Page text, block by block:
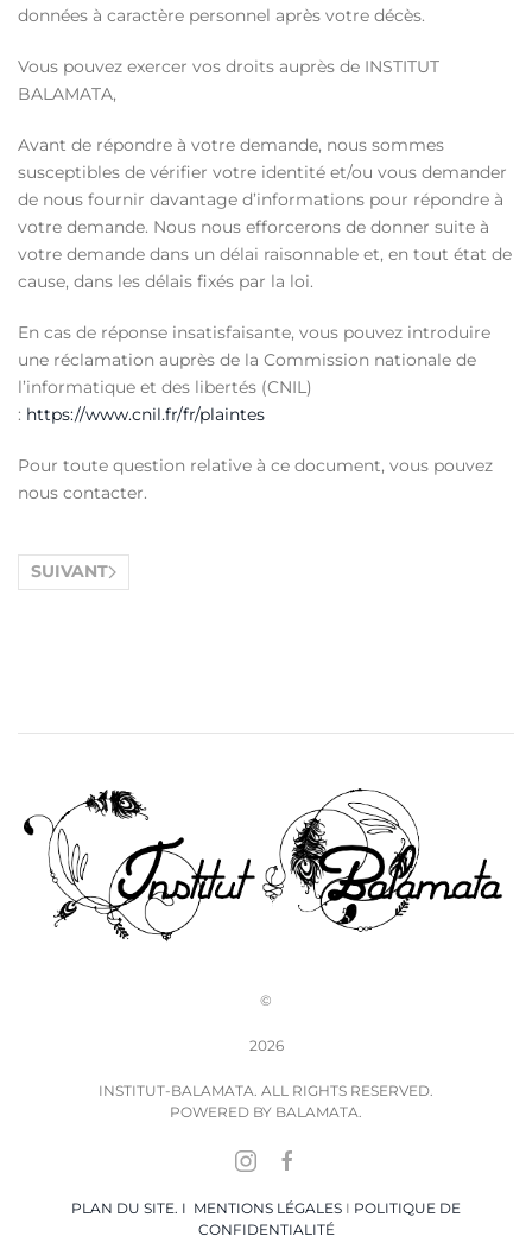
données à caractère personnel après votre décès.
Vous pouvez exercer vos droits auprès de INSTITUT
BALAMATA,
Avant de répondre à votre demande, nous sommes
susceptibles de vérifier votre identité et/ou vous demander
de nous fournir davantage d’informations pour répondre à
votre demande. Nous nous efforcerons de donner suite à
votre demande dans un délai raisonnable et, en tout état de
cause, dans les délais fixés par la loi.
En cas de réponse insatisfaisante, vous pouvez introduire
une réclamation auprès de la Commission nationale de
l’informatique et des libertés (CNIL)
: https://www.cnil.fr/fr/plaintes
Pour toute question relative à ce document, vous pouvez
nous contacter.
SUIVANT
©
2026
INSTITUT-BALAMATA. ALL RIGHTS RESERVED.
POWERED BY BALAMATA.
PLAN DU SITE. I MENTIONS LÉGALES I POLITIQUE DE
CONFIDENTIALITÉ